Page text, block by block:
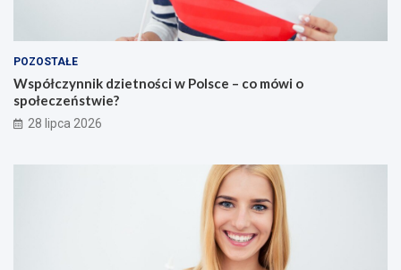
POZOSTAŁE
Współczynnik dzietności w Polsce – co mówi o
społeczeństwie?
28 lipca 2026